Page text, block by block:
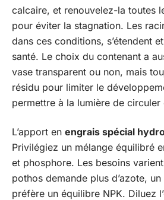
calcaire, et renouvelez-la toutes
pour éviter la stagnation. Les
dans ces conditions, s’étendent
santé. Le choix du contenant a
vase transparent ou non, mais
résidu pour limiter le
permettre à la lumière de
L’apport en engrais spécial
Privilégiez un mélange équilibré
et phosphore. Les besoins
pothos demande plus d’azote,
préfère un équilibre NPK. Diluez